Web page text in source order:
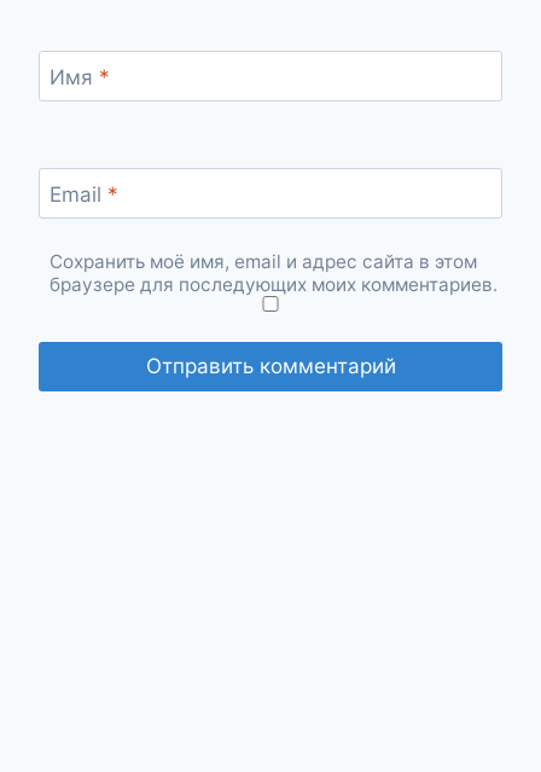
Имя *
Email *
Сохранить моё имя, email и адрес сайта в этом
браузере для последующих моих комментариев.